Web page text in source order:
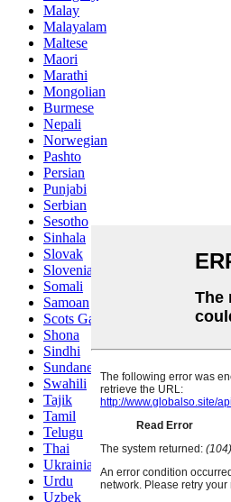
Malay
Malayalam
Maltese
Maori
Marathi
Mongolian
Burmese
Nepali
Norwegian
Pashto
Persian
Punjabi
Serbian
Sesotho
Sinhala
Slovak
Slovenian
Somali
Samoan
Scots Gaelic
Shona
Sindhi
Sundanese
Swahili
Tajik
Tamil
Telugu
Thai
Ukrainian
Urdu
Uzbek